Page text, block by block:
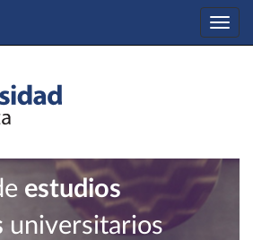
estudios
universitarios